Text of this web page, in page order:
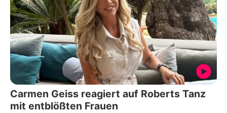
Carmen Geiss reagiert auf Roberts Tanz
mit entblößten Frauen